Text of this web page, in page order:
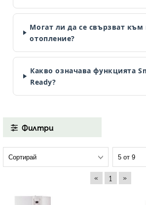
Могат ли да се свързват към
отопление?
Какво означава функцията
Ready?
Филтри
« 1 »